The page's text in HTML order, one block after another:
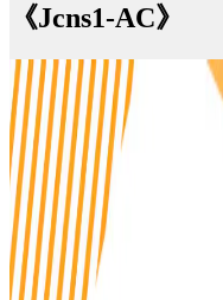
《Jcns1-AC》